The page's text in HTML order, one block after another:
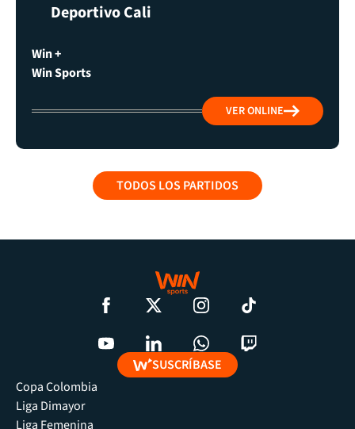
Deportivo Cali
Win +
Win Sports
VER ONLINE
TODOS LOS PARTIDOS
SUSCRÍBASE
Copa Colombia
Liga Dimayor
Liga Femenina